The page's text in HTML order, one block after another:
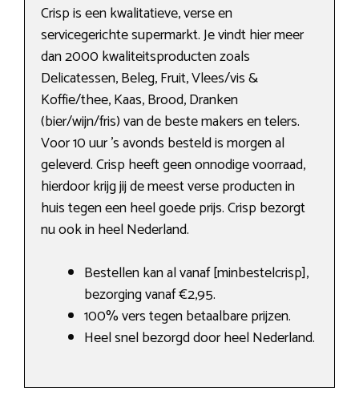
Crisp is een kwalitatieve, verse en
servicegerichte supermarkt. Je vindt hier meer
dan 2000 kwaliteitsproducten zoals
Delicatessen, Beleg, Fruit, Vlees/vis &
Koffie/thee, Kaas, Brood, Dranken
(bier/wijn/fris) van de beste makers en telers.
Voor 10 uur ’s avonds besteld is morgen al
geleverd. Crisp heeft geen onnodige voorraad,
hierdoor krijg jij de meest verse producten in
huis tegen een heel goede prijs. Crisp bezorgt
nu ook in heel Nederland.
Bestellen kan al vanaf [minbestelcrisp],
bezorging vanaf €2,95.
100% vers tegen betaalbare prijzen.
Heel snel bezorgd door heel Nederland.